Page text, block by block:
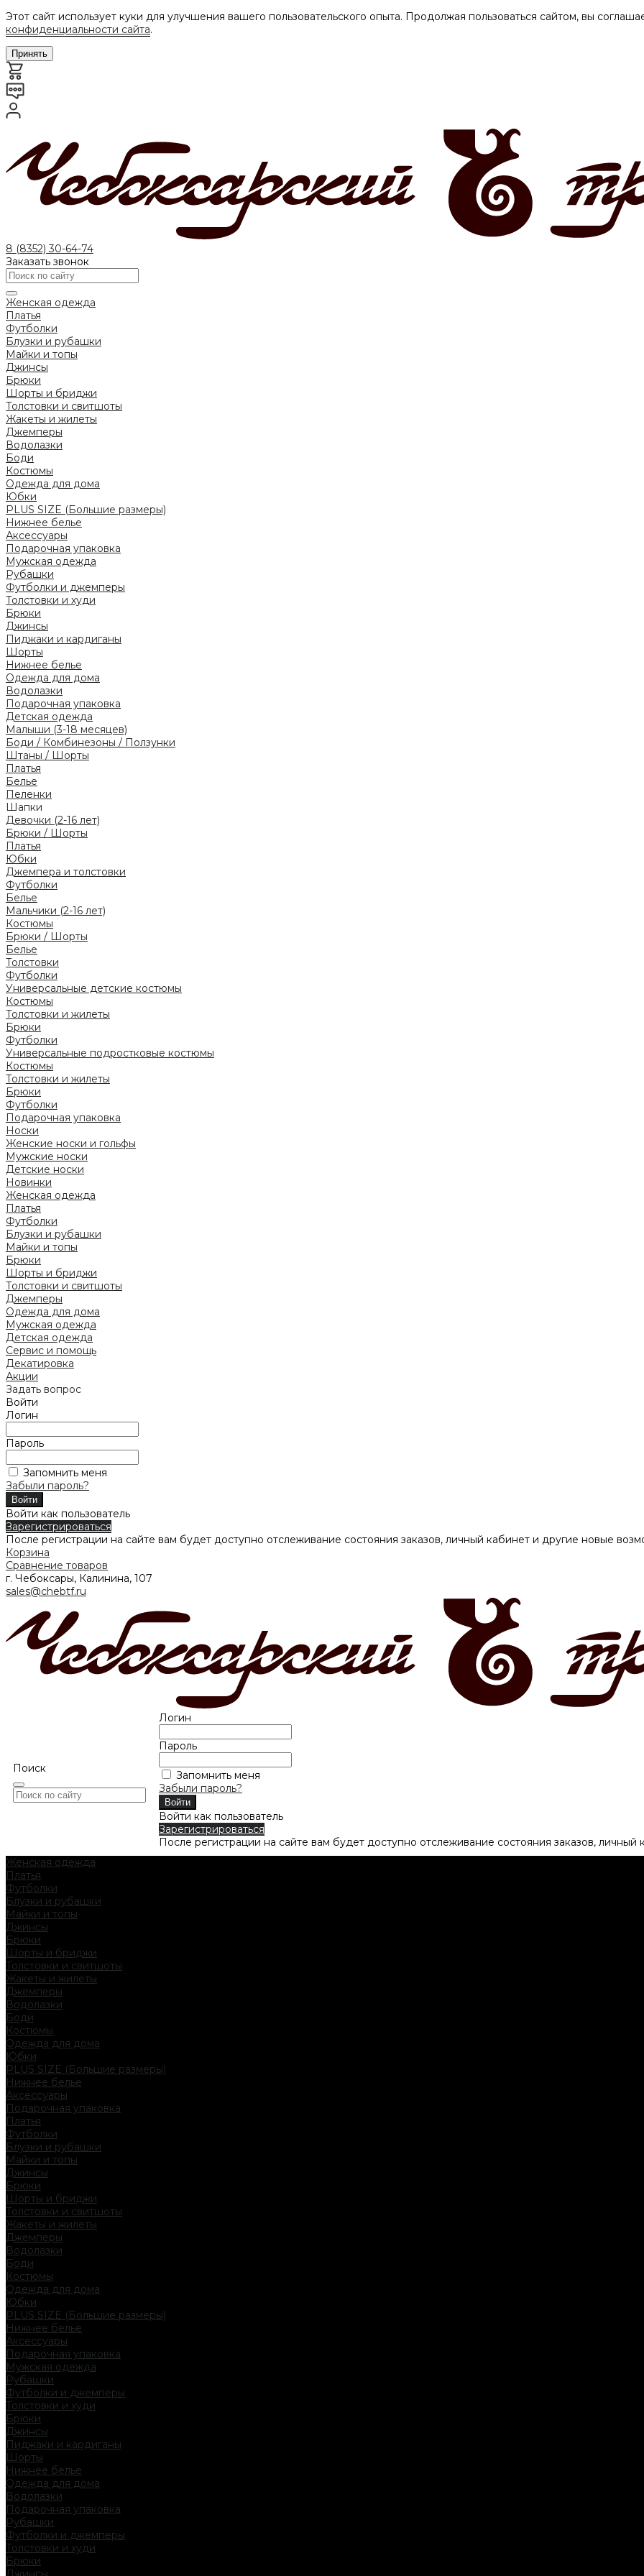
Этот сайт использует куки для улучшения вашего пользовательского опыта. Продолжая пользоваться сайтом, вы
конфиденциальности сайта.
Принять
8 (8352) 30-64-74
Заказать звонок
Женская одежда
Платья
Футболки
Блузки и рубашки
Майки и топы
Джинсы
Брюки
Шорты и бриджи
Толстовки и свитшоты
Жакеты и жилеты
Джемперы
Водолазки
Боди
Костюмы
Одежда для дома
Юбки
PLUS SIZE (Большие размеры)
Нижнее белье
Аксессуары
Подарочная упаковка
Мужская одежда
Рубашки
Футболки и джемперы
Толстовки и худи
Брюки
Джинсы
Пиджаки и кардиганы
Шорты
Нижнее белье
Одежда для дома
Водолазки
Подарочная упаковка
Детская одежда
Малыши (3-18 месяцев)
Боди / Комбинезоны / Ползунки
Штаны / Шорты
Платья
Белье
Пеленки
Шапки
Девочки (2-16 лет)
Брюки / Шорты
Платья
Юбки
Джемпера и толстовки
Футболки
Белье
Мальчики (2-16 лет)
Костюмы
Брюки / Шорты
Белье
Толстовки
Футболки
Универсальные детские костюмы
Костюмы
Толстовки и жилеты
Брюки
Футболки
Универсальные подростковые костюмы
Костюмы
Толстовки и жилеты
Брюки
Футболки
Подарочная упаковка
Носки
Женские носки и гольфы
Мужские носки
Детские носки
Новинки
Женская одежда
Платья
Футболки
Блузки и рубашки
Майки и топы
Брюки
Шорты и бриджи
Толстовки и свитшоты
Джемперы
Одежда для дома
Мужская одежда
Детская одежда
Сервис и помощь
Декатировка
Акции
Задать вопрос
Войти
Логин
Пароль
Запомнить меня
Забыли пароль?
Войти как пользователь
Зарегистрироваться
После регистрации на сайте вам будет доступно отслеживание состояния заказов, личный кабинет и другие новые
Корзина
Сравнение товаров
г. Чебоксары, Калинина, 107
sales@chebtf.ru
Поиск
Логин
Пароль
Запомнить меня
Забыли пароль?
Войти как пользователь
Зарегистрироваться
После регистрации на сайте вам будет доступно отслеживание состояния заказов,
Женская одежда
Платья
Футболки
Блузки и рубашки
Майки и топы
Джинсы
Брюки
Шорты и бриджи
Толстовки и свитшоты
Жакеты и жилеты
Джемперы
Водолазки
Боди
Костюмы
Одежда для дома
Юбки
PLUS SIZE (Большие размеры)
Нижнее белье
Аксессуары
Подарочная упаковка
Платья
Футболки
Блузки и рубашки
Майки и топы
Джинсы
Брюки
Шорты и бриджи
Толстовки и свитшоты
Жакеты и жилеты
Джемперы
Водолазки
Боди
Костюмы
Одежда для дома
Юбки
PLUS SIZE (Большие размеры)
Нижнее белье
Аксессуары
Подарочная упаковка
Мужская одежда
Рубашки
Футболки и джемперы
Толстовки и худи
Брюки
Джинсы
Пиджаки и кардиганы
Шорты
Нижнее белье
Одежда для дома
Водолазки
Подарочная упаковка
Рубашки
Футболки и джемперы
Толстовки и худи
Брюки